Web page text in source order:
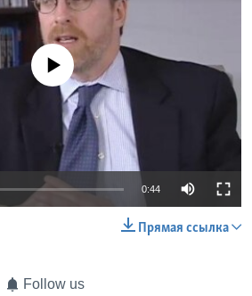
source currently available
0:44
Прямая ссылка
Follow us